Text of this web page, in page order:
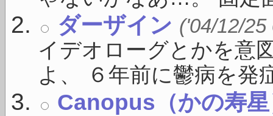
ダーザイン ('04/12/25
イデオローグとかを意
よ、 ６年前に鬱病を発
Canopus（かの寿